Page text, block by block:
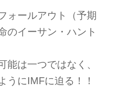
ォールアウト（予期
のイーサン・ハント
能は一つではなく、
うにIMFに迫る！！